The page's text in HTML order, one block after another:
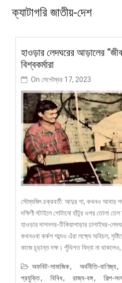
ক্যাটাগরি জাতীয়-দেশ
হাওড়ার লেদঘরের আড়ালের
বিশ্বকর্মারা
On সেপ্টেম্বর 17, 2023
সৌম্যজিৎ চক্রবর্তী: আদুর গা, কখনও আবার
দক্ষিণী স্টাইলে গোটানো হাঁটুর ওপর তোলা তেল
হাওড়ার দাশনগর-টিকিয়াপাড়ার ঢালাইঘর-
কখনওবা কর্কশ শব্দেও এঁরা লক্ষ্যে অবিচল,
কাজে চূড়ান্ত দক্ষ। পুঁথিগত বিদ্যা না
অফবিট-সামাজিক অর্থনীতি-বাণিজ্য
প্রযুক্তি
বিবিধ রাজ্য-বঙ্গ
শিল্প-